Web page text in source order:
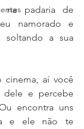
na padaria de
namorado e
soltando a sua
cinema, aí você
e percebe
encontra uns
e ele não te